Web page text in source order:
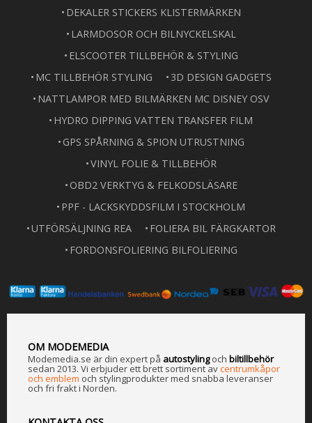
DEKALER STICKERS KLISTERMÄRKEN
LARMDOSOR OCH BILNYCKELSKAL
ELSCOOTER TILLBEHÖR & STYLING
MC TILLBEHÖR STYLING
3D DESIGN GADGETS
NATTLAMPOR MED BILMÄRKEN MC DISNEY OSV
HYDRO DIPPING VATTEN TRANSFER FILM
GPS SPÅRNING & SPION UTRUSTNING
VINYL FOLIE & TILLBEHÖR
OBD2 VERKTYG & FELKODSLÄSARE
PPF - LACKSKYDDSFILM I STOCKHOLM
UTFÖRSÄLJNING REA
FOLIERA BIL FÄRGKARTOR
FORDONSFOLIERING BILFOLIERING
OM MODEMEDIA
Modemedia.se är din expert på autostylingoch biltillbehör
sedan 2013. Vi erbjuder ett brett sortiment avcentrumkåpor
och emblem och stylingprodukter med snabba leveranser
och fri frakt i Norden.